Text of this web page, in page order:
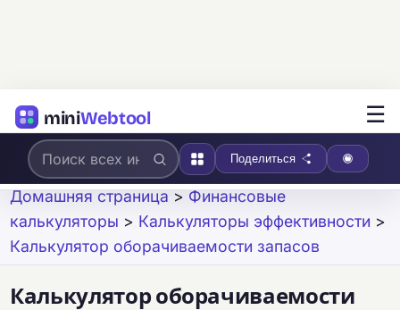
miniWebtool ☰
Поделиться
Домашняя страница > Финансовые
калькуляторы > Калькуляторы эффективности >
Калькулятор оборачиваемости запасов
Калькулятор оборачиваемости